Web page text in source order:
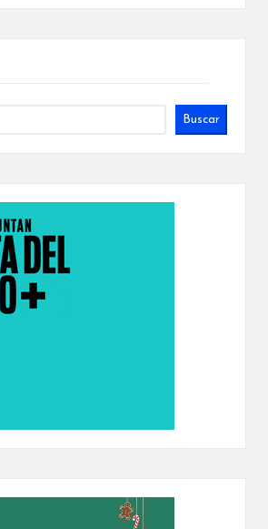
Buscar